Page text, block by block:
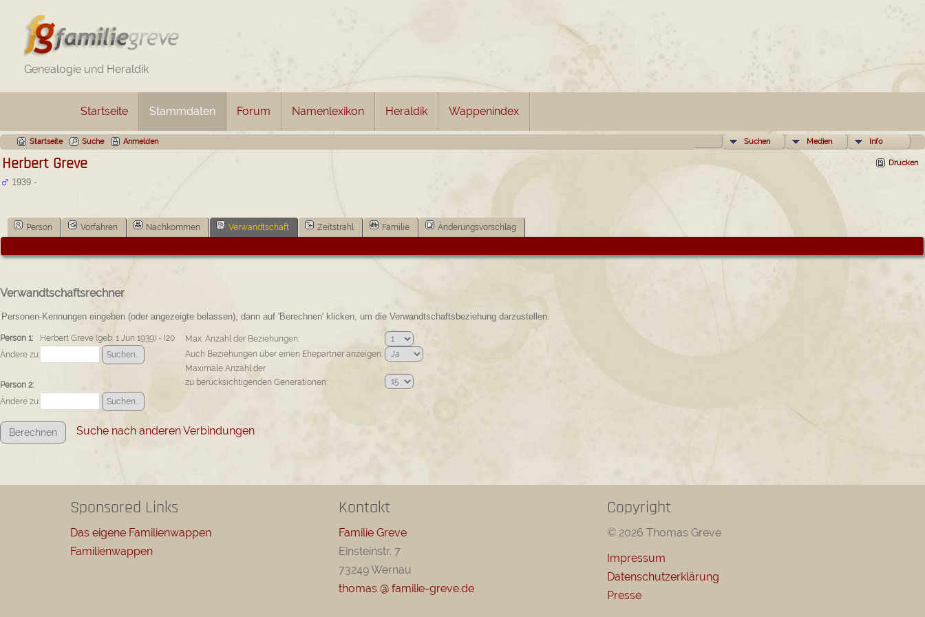
Genealogie und Heraldik
Startseite Stammdaten Forum Namenlexikon Heraldik Wappenindex
Suchen Medien Info
Startseite Suche Anmelden
Drucken
Herbert Greve
1939 -
Person Vorfahren Nachkommen Verwandtschaft Zeitstrahl Familie Änderungsvorschlag
Verwandtschaftsrechner
Personen-Kennungen eingeben (oder angezeigte belassen), dann auf 'Berechnen' klicken, um die Verwandtschaftsbeziehung darzustellen.
Person 1:
Herbert Greve (geb. 1 Jun 1939) - I20
Ändere zu:
Person 2:
Ändere zu:
Max. Anzahl der Beziehungen:
Auch Beziehungen über einen Ehepartner anzeigen:
Maximale Anzahl der
zu berücksichtigenden Generationen:
Suche nach anderen Verbindungen
Sponsored Links
Das eigene Familienwappen
Familienwappen
Kontakt
Familie Greve
Einsteinstr. 7
73249 Wernau
thomas @ familie-greve.de
Copyright
© 2026 Thomas Greve
Impressum
Datenschutzerklärung
Presse